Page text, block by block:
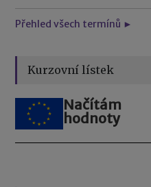
Přehled všech termínů ►
Kurzovní lístek
Načítám
hodnoty